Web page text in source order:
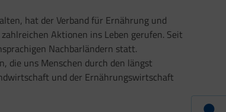
hat der Verband für Ernährung und
Aktionen ins Leben gerufen. Seit
Nachbarländern statt.
die uns Menschen durch den längst
und der Ernährungswirtschaft